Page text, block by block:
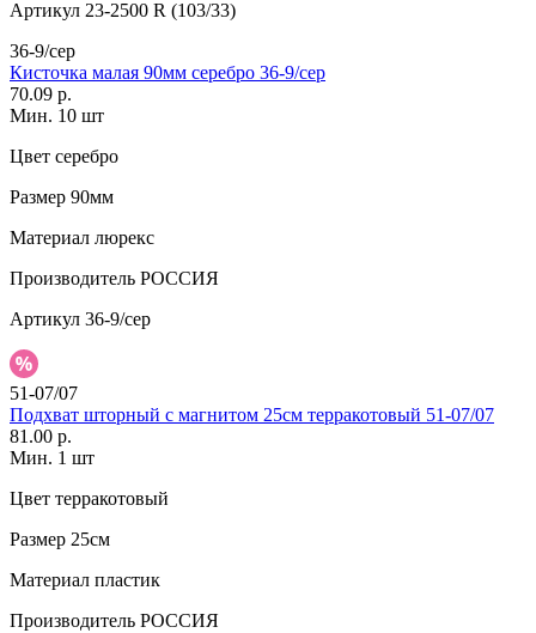
Артикул 23-2500 R (103/33)
36-9/сер
Кисточка малая 90мм серебро 36-9/сер
70.09 р.
Мин. 10 шт
Цвет серебро
Размер 90мм
Материал люрекс
Производитель РОССИЯ
Артикул 36-9/сер
51-07/07
Подхват шторный с магнитом 25см терракотовый 51-07/07
81.00 р.
Мин. 1 шт
Цвет терракотовый
Размер 25см
Материал пластик
Производитель РОССИЯ